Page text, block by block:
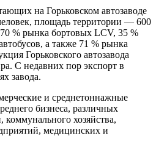
на Горьковском автозаводе
площадь территории — 600
% рынка бортовых LCV, 35 %
а также 71 % рынка
Горьковского автозавода
С недавних пор экспорт в
завода.
и среднетоннажные
бизнеса, различных
хозяйства,
медицинских и